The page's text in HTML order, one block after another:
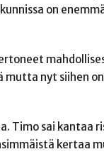
on
mutta nyt siihen
Timo sai kantaa
kertaa